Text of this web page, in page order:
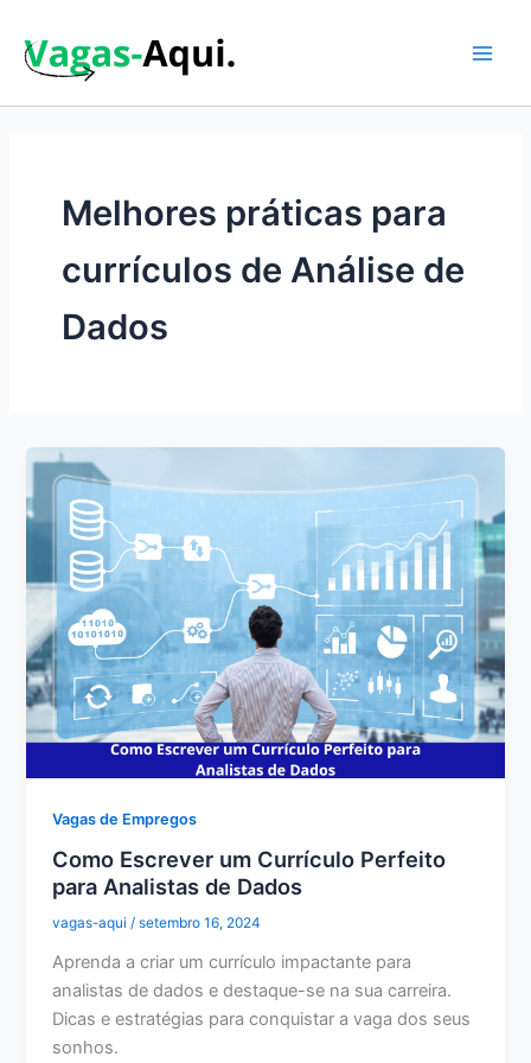
para
Melhores práticas para
currículos de Análise de
Dados
Vagas de Empregos
Como Escrever um Currículo Perfeito
para Analistas de Dados
vagas-aqui/setembro 16, 2024
Aprenda a criar um currículo impactante para
analistas de dados e destaque-se na sua carreira.
Dicas e estratégias para conquistar a vaga dos seus
sonhos.